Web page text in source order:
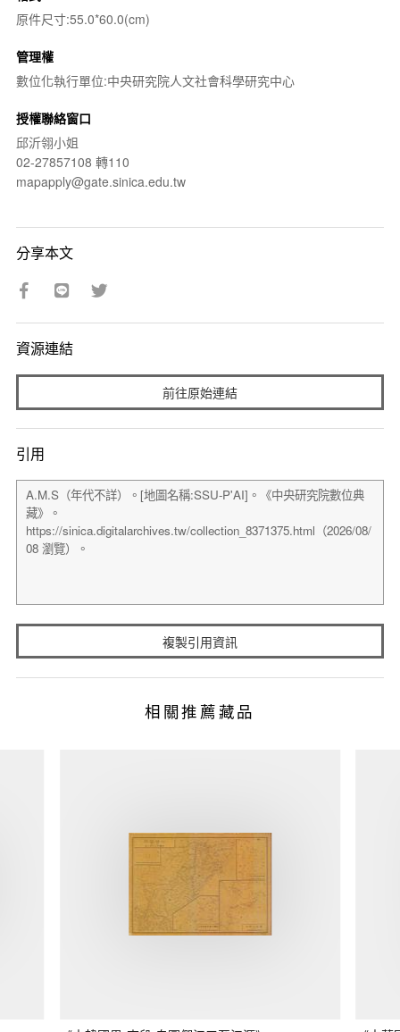
原件尺寸:55.0*60.0(cm)
管理權
數位化執行單位:中央研究院人文社會科學研究中心
授權聯絡窗口
邱沂翎小姐
02-27857108 轉110
mapapply@gate.sinica.edu.tw
分享本文
資源連結
前往原始連結
引用
複製引用資訊
相關推薦藏品